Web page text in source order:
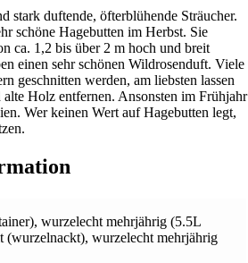
stark duftende, öfterblühende Sträucher.
schöne Hagebutten im Herbst. Sie
ca. 1,2 bis über 2 m hoch und breit
einen sehr schönen Wildrosenduft. Viele
geschnitten werden, am liebsten lassen
alte Holz entfernen. Ansonsten im Frühjahr
Wer keinen Wert auf Hagebutten legt,
, wurzelecht mehrjährig (5.5L
(wurzelnackt), wurzelecht mehrjährig